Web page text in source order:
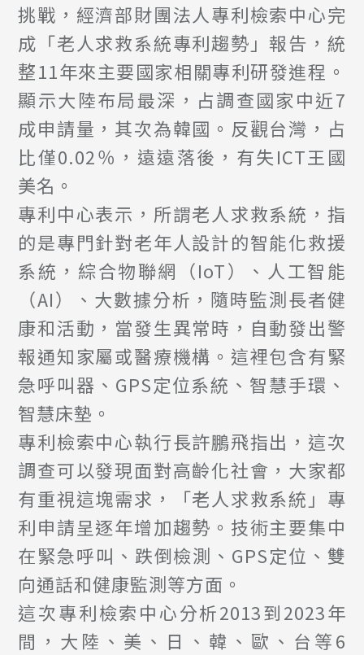
挑戰，經濟部財團法人專利檢索中心完
成「老人求救系統專利趨勢」報告，統
整11年來主要國家相關專利研發進程。
顯示大陸布局最深，占調查國家中近7
成申請量，其次為韓國。反觀台灣，占
比僅0.02％，遠遠落後，有失ICT王國
美名。
專利中心表示，所謂老人求救系統，指
的是專門針對老年人設計的智能化救援
系統，綜合物聯網（IoT）、人工智能
（AI）、大數據分析，隨時監測長者健
康和活動，當發生異常時，自動發出警
報通知家屬或醫療機構。這裡包含有緊
急呼叫器、GPS定位系統、智慧手環、
智慧床墊。
專利檢索中心執行長許鵬飛指出，這次
調查可以發現面對高齡化社會，大家都
有重視這塊需求，「老人求救系統」專
利申請呈逐年增加趨勢。技術主要集中
在緊急呼叫、跌倒檢測、GPS定位、雙
向通話和健康監測等方面。
這次專利檢索中心分析2013到2023年
間，大陸、美、日、韓、歐、台等6